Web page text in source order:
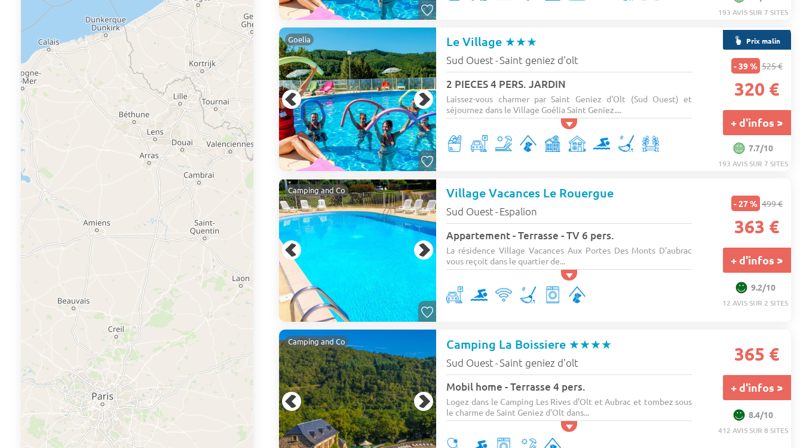
193 AVIS SUR 7 SITES
Goelia Le Village ★★★
Sud Ouest -Saint geniez d'olt
2 PIECES 4 PERS. JARDIN
Laissez-vous charmer par Saint Geniez d'Olt (Sud Ouest) et
séjournez dans le Village Goélia Saint Geniez....
Prix malin
- 39 % 525 €
320 €
+ d'infos >
7.7/10
193 AVIS SUR 7 SITES
Camping and Co Village Vacances Le Rouergue
Sud Ouest - Espalion
Appartement - Terrasse - TV 6 pers.
La résidence Village Vacances Aux Portes Des Monts D'aubrac
vous reçoit dans le quartier de...
- 27 % 499 €
363 €
+ d'infos >
9.2/10
12 AVIS SUR 2 SITES
Camping and Co Camping La Boissiere ★★★★
Sud Ouest -Saint geniez d'olt
Mobil home - Terrasse 4 pers.
Logez dans le Camping Les Rives d’Olt et Aubrac et tombez sous
le charme de Saint Geniez d'Olt dans...
365 €
+ d'infos >
8.4/10
412 AVIS SUR 8 SITES